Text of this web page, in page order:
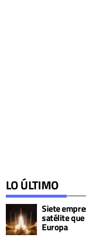
LO ÚLTIMO
Siete
satélite
Europa